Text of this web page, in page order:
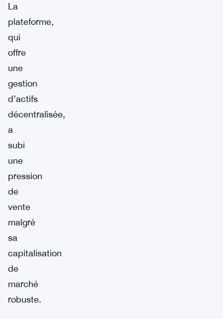
La
plateforme,
qui
offre
une
gestion
d’actifs
décentralisée,
a
subi
une
pression
de
vente
malgré
sa
capitalisation
de
marché
robuste.